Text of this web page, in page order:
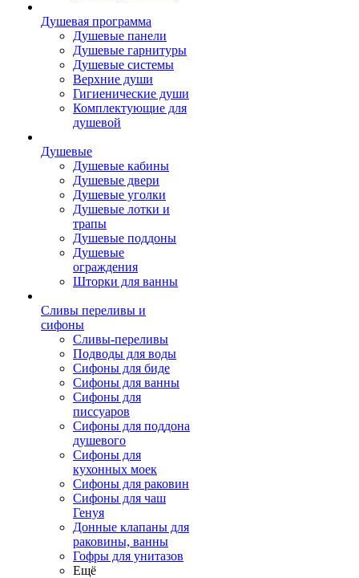
Душевая программа
Душевые панели
Душевые гарнитуры
Душевые системы
Верхние души
Гигиенические души
Комплектующие для
душевой
Душевые
Душевые кабины
Душевые двери
Душевые уголки
Душевые лотки и
трапы
Душевые поддоны
Душевые
ограждения
Шторки для ванны
Сливы переливы и
сифоны
Сливы-переливы
Подводы для воды
Сифоны для биде
Сифоны для ванны
Сифоны для
писсуаров
Сифоны для поддона
душевого
Сифоны для
кухонных моек
Сифоны для раковин
Сифоны для чаш
Генуя
Донные клапаны для
раковины, ванны
Гофры для унитазов
Ещё